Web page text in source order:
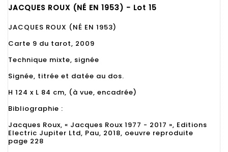
JACQUES ROUX (NÉ EN 1953) - Lot 15
JACQUES ROUX (NÉ EN 1953)
Carte 9 du tarot, 2009
Technique mixte, signée
Signée, titrée et datée au dos.
H 124 x L 84 cm, (à vue, encadrée)
Bibliographie :
Jacques Roux, « Jacques Roux 1977 - 2017 », Editions
Electric Jupiter Ltd, Pau, 2018, oeuvre reproduite
page 228